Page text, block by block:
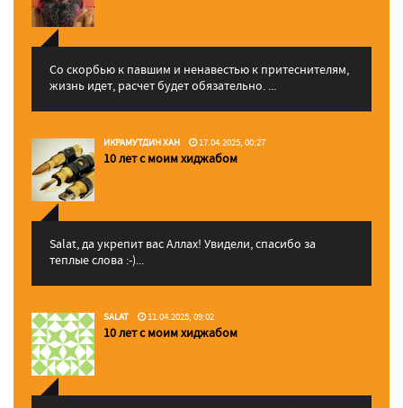
Со скорбью к павшим и ненавестью к притеснителям,
жизнь идет, расчет будет обязательно. ...
ИКРАМУТДИН ХАН 17.04.2025, 00:27
10 лет с моим хиджабом
Salat, да укрепит вас Аллаx! Увидели, спасибо за
теплые слова :-)...
SALAT 11.04.2025, 09:02
10 лет с моим хиджабом